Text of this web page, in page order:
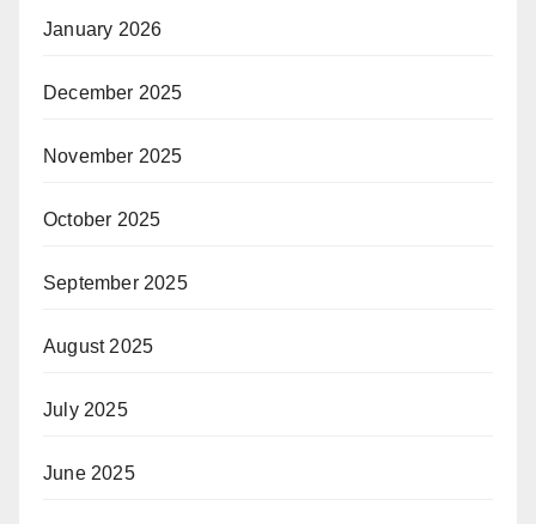
January 2026
December 2025
November 2025
October 2025
September 2025
August 2025
July 2025
June 2025